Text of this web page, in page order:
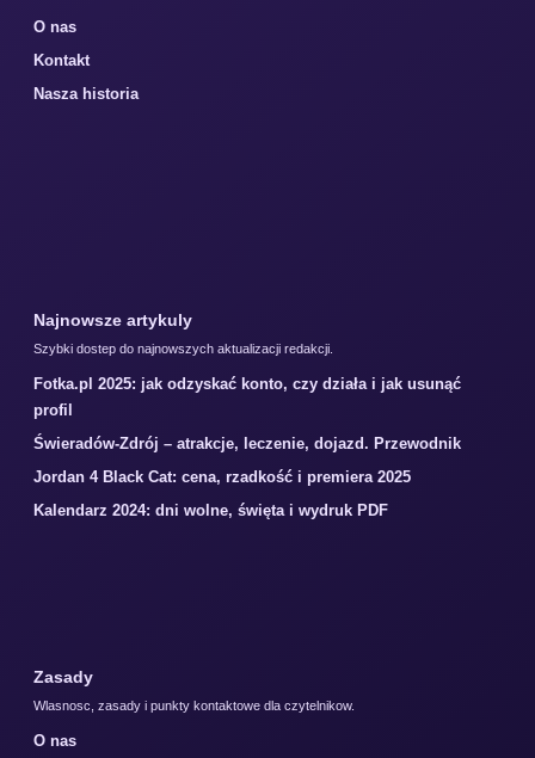
O nas
Kontakt
Nasza historia
Najnowsze artykuly
Szybki dostep do najnowszych aktualizacji redakcji.
Fotka.pl 2025: jak odzyskać konto, czy działa i jak usunąć
profil
Świeradów-Zdrój – atrakcje, leczenie, dojazd. Przewodnik
Jordan 4 Black Cat: cena, rzadkość i premiera 2025
Kalendarz 2024: dni wolne, święta i wydruk PDF
Zasady
Wlasnosc, zasady i punkty kontaktowe dla czytelnikow.
O nas